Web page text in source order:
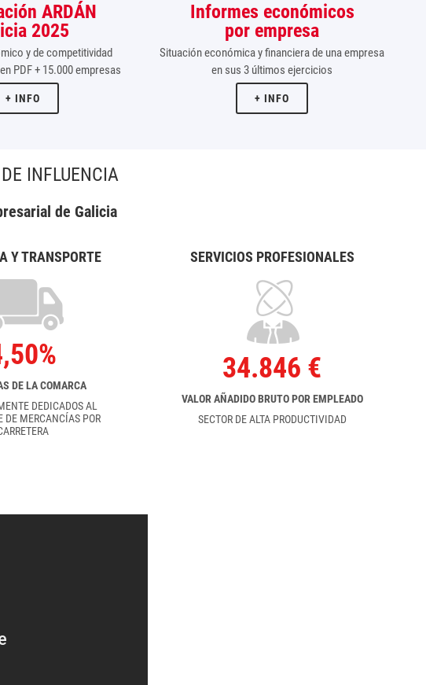
ARDÁN
2025
y de competitividad
PDF + 15.000 empresas
+ INFO
Informes económicos
por empresa
Situación económica y financiera de una empresa
en sus 3 últimos ejercicios
+ INFO
INFLUENCIA
de Galicia
Y TRANSPORTE
DE LA COMARCA
DEDICADOS AL
DE MERCANCÍAS POR
SERVICIOS PROFESIONALES
34.846 €
VALOR AÑADIDO BRUTO POR EMPLEADO
SECTOR DE ALTA PRODUCTIVIDAD